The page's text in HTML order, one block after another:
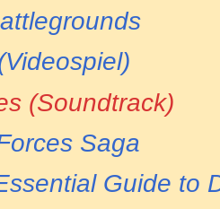
(Soundtrack)
Saga
Guide to